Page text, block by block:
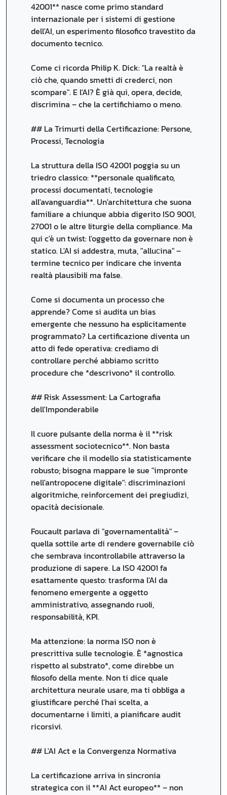
42001** nasce come primo standard
internazionale per i sistemi di gestione
dell'AI, un esperimento filosofico travestito da
documento tecnico.
Come ci ricorda Philip K. Dick: "La realtà è
ciò che, quando smetti di crederci, non
scompare". E l'AI? È già qui, opera, decide,
discrimina – che la certifichiamo o meno.
## La Trimurti della Certificazione: Persone,
Processi, Tecnologia
La struttura della ISO 42001 poggia su un
triedro classico: **personale qualificato,
processi documentati, tecnologie
all'avanguardia**. Un'architettura che suona
familiare a chiunque abbia digerito ISO 9001,
27001 o le altre liturgie della compliance. Ma
qui c'è un twist: l'oggetto da governare non è
statico. L'AI si addestra, muta, "alluсina" –
termine tecnico per indicare che inventa
realtà plausibili ma false.
Come si documenta un processo che
apprende? Come si audita un bias
emergente che nessuno ha esplicitamente
programmato? La certificazione diventa un
atto di fede operativa: crediamo di
controllare perché abbiamo scritto
procedure che *descrivono* il controllo.
## Risk Assessment: La Cartografia
dell'Imponderabile
Il cuore pulsante della norma è il **risk
assessment sociotecnico**. Non basta
verificare che il modello sia statisticamente
robusto; bisogna mappare le sue "impronte
nell'antropocene digitale": discriminazioni
algoritmiche, reinforcement dei pregiudizi,
opacità decisionale.
Foucault parlava di "governamentalità" –
quella sottile arte di rendere governabile ciò
che sembrava incontrollabile attraverso la
produzione di sapere. La ISO 42001 fa
esattamente questo: trasforma l'AI da
fenomeno emergente a oggetto
amministrativo, assegnando ruoli,
responsabilità, KPI.
Ma attenzione: la norma ISO non è
prescrittiva sulle tecnologie. È *agnostica
rispetto al substrato*, come direbbe un
filosofo della mente. Non ti dice quale
architettura neurale usare, ma ti obbliga a
giustificare perché l'hai scelta, a
documentarne i limiti, a pianificare audit
ricorsivi.
## L'AI Act e la Convergenza Normativa
La certificazione arriva in sincronia
strategica con il **AI Act europeo** – non